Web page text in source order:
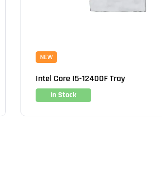
NEW
Intel Core I5-12400F Tray
In Stock